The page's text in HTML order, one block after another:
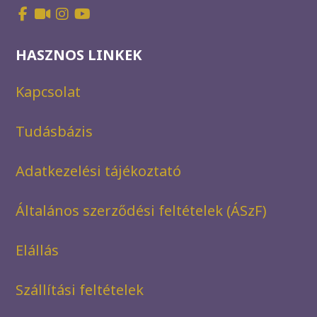
HASZNOS LINKEK
Kapcsolat
Tudásbázis
Adatkezelési tájékoztató
Általános szerződési feltételek (ÁSzF)
Elállás
Szállítási feltételek